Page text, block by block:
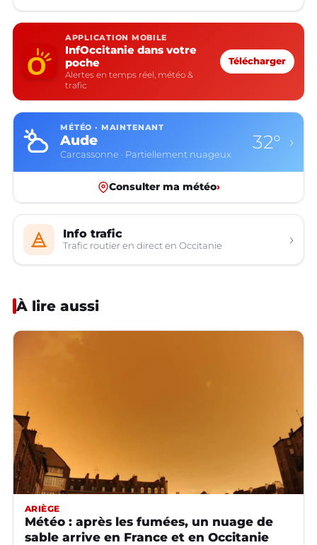
APPLICATION MOBILE
InfOccitanie dans votre
poche
Alertes en temps réel, météo &
trafic
Télécharger
MÉTÉO · MAINTENANT
Aude
Carcassonne · Partiellement nuageux
32° ›
Consulter ma météo›
Info trafic
Trafic routier en direct en Occitanie ›
À lire aussi
ARIÈGE
Météo : après les fumées, un nuage de
sable arrive en France et en Occitanie